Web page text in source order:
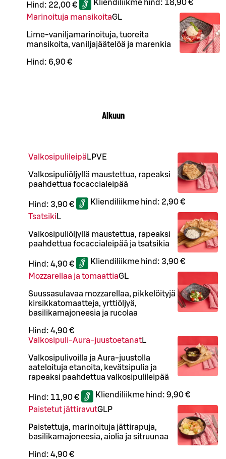
Hind: 22,00 € Kliendiliikme hind: 18,90 €
Marinoituja mansikoitaGL
Lime-vaniljamarinoituja, tuoreita
mansikoita, vaniljajäätelöä ja marenkia
Hind: 6,90 €
Alkuun
Valkosipulileipä LPVE
Valkosipuliöljyllä maustettua, rapeaksi
paahdettua focaccialeipää
Hind: 3,90 € Kliendiliikme hind: 2,90 €
Tsatsiki L
Valkosipuliöljyllä maustettua, rapeaksi
paahdettua focaccialeipää ja tsatsikia
Hind: 4,90 € Kliendiliikme hind: 3,90 €
Mozzarellaa ja tomaattiaGL
Suussasulavaa mozzarellaa, pikkelöityjä
kirsikkatomaatteja, yrttiöljyä,
basilikamajoneesia ja rucolaa
Hind: 4,90 €
Valkosipuli-Aura-juustoetanatL
Valkosipulivoilla ja Aura-juustolla
aateloituja etanoita, kevätsipulia ja
rapeaksi paahdettua valkosipulileipää
Hind: 11,90 € Kliendiliikme hind: 9,90 €
Paistetut jättiravutGLP
Paistettuja, marinoituja jättirapuja,
basilikamajoneesia, aiolia ja sitruunaa
Hind: 4,90 €